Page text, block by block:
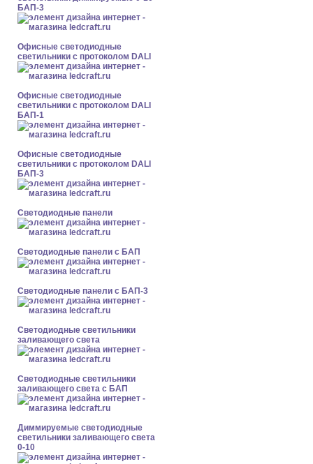
БАП-3
Офисные светодиодные
светильники с протоколом DALI
Офисные светодиодные
светильники с протоколом DALI
БАП-1
Офисные светодиодные
светильники с протоколом DALI
БАП-3
Cветодиодные панели
Cветодиодные панели с БАП
Cветодиодные панели с БАП-3
Светодиодные светильники
заливающего света
Светодиодные светильники
заливающего света с БАП
Диммируемые светодиодные
светильники заливающего света
0-10